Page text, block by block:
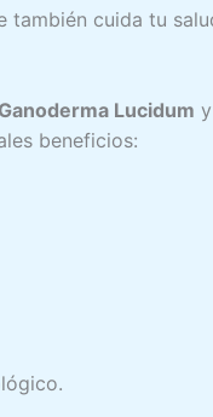
cuida tu
Ganoderma Lucidum
beneficios: